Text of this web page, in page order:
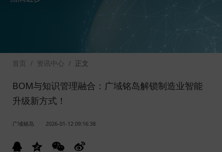
关于Geega
首页 / 资讯中心 / 正文
BOM与知识管理融合：广域铭岛解锁制造业智能
升级新方式！
广域铭岛 2026-01-12 09:16:38